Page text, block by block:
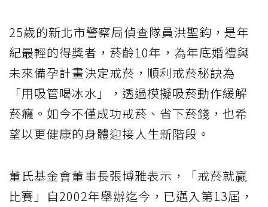
25歲的新北市警察局偵查隊員洪聖鈞，是年
紀最輕的得獎者，菸齡10年，為年底婚禮與
未來備孕計畫決定戒菸，順利戒菸秘訣為
「用吸管喝冰水」，透過模擬吸菸動作緩解
菸癮。如今不僅成功戒菸、省下菸錢，也希
望以更健康的身體迎接人生新階段。
董氏基金會董事長張博雅表示，「戒菸就贏
比賽」自2002年舉辦迄今，已邁入第13屆，